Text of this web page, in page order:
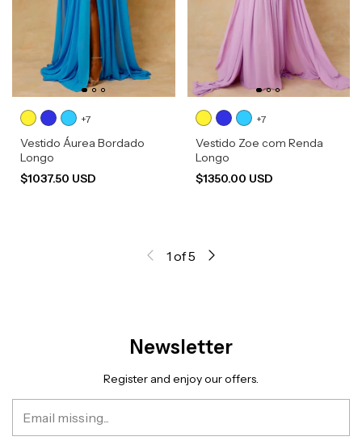
+7
Vestido Áurea Bordado
Longo
$1037.50 USD
+7
Vestido Zoe com Renda
Longo
$1350.00 USD
1 of5
Newsletter
Register and enjoy our offers.